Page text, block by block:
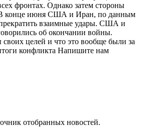
фронтах. Однако затем стороны
В конце июня США и Иран, по данным
взаимные удары. США и
об окончании войны.
целей и что это вообще были за
конфликта Напишите нам
отобранных новостей.